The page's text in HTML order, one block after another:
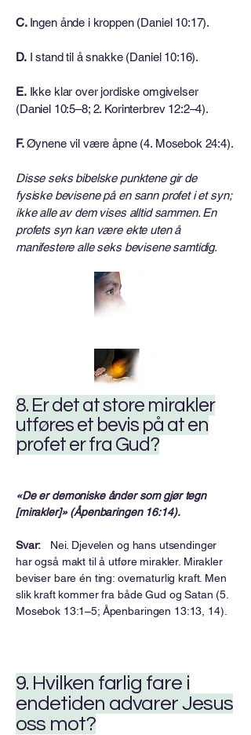
C. Ingen ånde i kroppen (Daniel 10:17).
D.I stand til å snakke (Daniel 10:16).
E.Ikke klar over jordiske omgivelser
(Daniel 10:5–8; 2. Korinterbrev 12:2–4).
F.Øynene vil være åpne (4. Mosebok 24:4).
Disse seks bibelske punktene gir de
fysiske bevisene på en sann profet i et syn;
ikke alle av dem vises alltid sammen. En
profets syn kan være ekte uten å
manifestere alle seks bevisene samtidig.
8. Er det at store mirakler
utføres et bevis på at en
profet er fra Gud?
«De er demoniske ånder som gjør tegn
[mirakler]» (Åpenbaringen 16:14).
Svar: Nei. Djevelen og hans utsendinger
har også makt til å utføre mirakler. Mirakler
beviser bare én ting: overnaturlig kraft. Men
slik kraft kommer fra både Gud og Satan (5.
Mosebok 13:1–5; Åpenbaringen 13:13, 14).
9. Hvilken farlig fare i
endetiden advarer Jesus
oss mot?